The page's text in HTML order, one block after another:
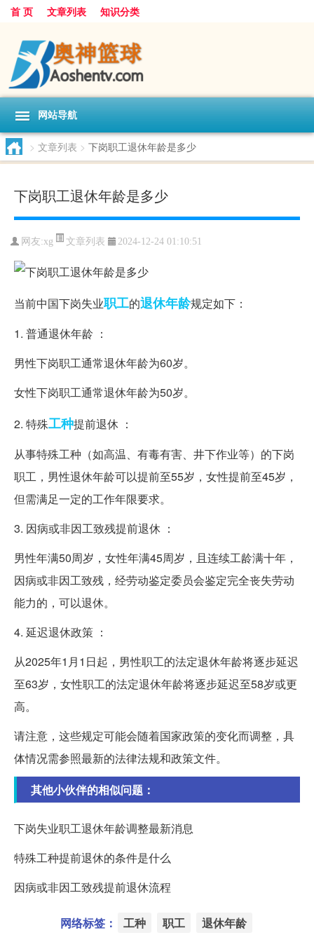
首 页 文章列表 知识分类
网站导航
> 文章列表 > 下岗职工退休年龄是多少
下岗职工退休年龄是多少
网友:xg 文章列表 2024-12-24 01:10:51
当前中国下岗失业职工的退休年龄规定如下：
1. 普通退休年龄 ：
男性下岗职工通常退休年龄为60岁。
女性下岗职工通常退休年龄为50岁。
2. 特殊工种提前退休 ：
从事特殊工种（如高温、有毒有害、井下作业等）的下岗
职工，男性退休年龄可以提前至55岁，女性提前至45岁，
但需满足一定的工作年限要求。
3. 因病或非因工致残提前退休 ：
男性年满50周岁，女性年满45周岁，且连续工龄满十年，
因病或非因工致残，经劳动鉴定委员会鉴定完全丧失劳动
能力的，可以退休。
4. 延迟退休政策 ：
从2025年1月1日起，男性职工的法定退休年龄将逐步延迟
至63岁，女性职工的法定退休年龄将逐步延迟至58岁或更
高。
请注意，这些规定可能会随着国家政策的变化而调整，具
体情况需参照最新的法律法规和政策文件。
其他小伙伴的相似问题：
下岗失业职工退休年龄调整最新消息
特殊工种提前退休的条件是什么
因病或非因工致残提前退休流程
网络标签： 工种 职工 退休年龄